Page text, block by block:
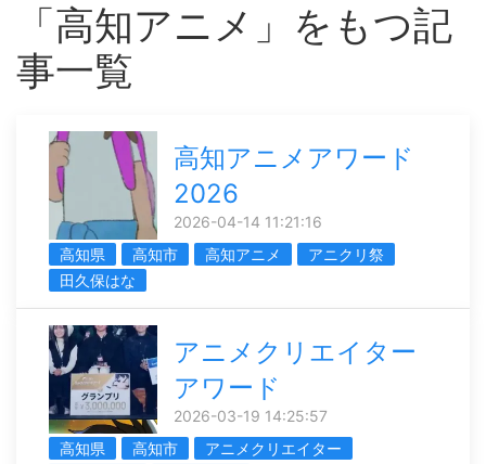
「高知アニメ」をもつ記
事一覧
高知アニメアワード
2026
2026-04-14 11:21:16
高知県
高知市 高知アニメ
アニクリ祭
田久保はな
アニメクリエイター
アワード
2026-03-19 14:25:57
高知県
高知市
アニメクリエイター